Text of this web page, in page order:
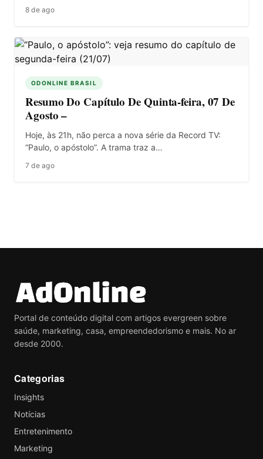
8 de ago
ODONLINE BRASIL
Resumo Do Capítulo De Quinta-feira, 07 De
Agosto –
Hoje, às 21h, não perca a nova série da Record TV:
“Paulo, o apóstolo”. A trama traz a…
7 de ago
Portal de conteúdo digital com artigos evergreen sobre
saúde, marketing, casa, empreendedorismo e mais. No ar
desde 2000.
Categorias
Insights
Notícias
Entretenimento
Marketing